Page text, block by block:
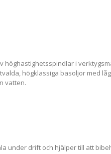
i
högklassiga basoljor med
vatten.
under drift och hjälper till att